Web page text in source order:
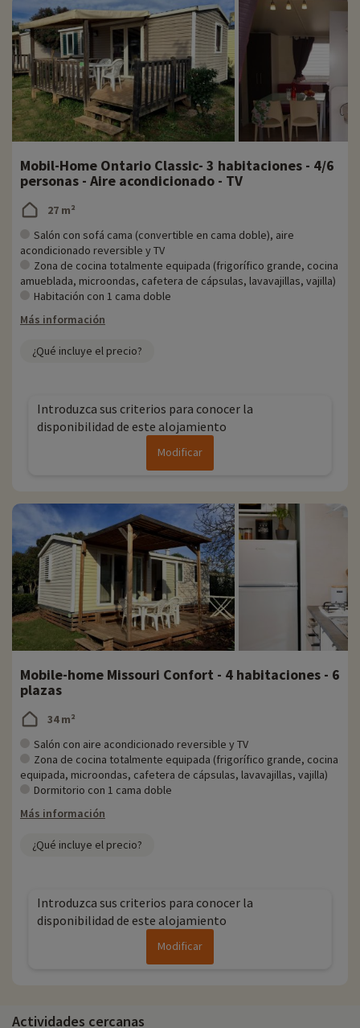
Mobil-Home Ontario Classic- 3 habitaciones - 4/6
personas - Aire acondicionado - TV
27 m²
Salón con sofá cama (convertible en cama doble), aire
acondicionado reversible y TV
Zona de cocina totalmente equipada (frigorífico grande, cocina
amueblada, microondas, cafetera de cápsulas, lavavajillas, vajilla)
Habitación con 1 cama doble
Más información
¿Qué incluye el precio?
Introduzca sus criterios para conocer la
disponibilidad de este alojamiento
Modificar
Mobile-home Missouri Confort - 4 habitaciones - 6
plazas
34 m²
Salón con aire acondicionado reversible y TV
Zona de cocina totalmente equipada (frigorífico grande, cocina
equipada, microondas, cafetera de cápsulas, lavavajillas, vajilla)
Dormitorio con 1 cama doble
Más información
¿Qué incluye el precio?
Introduzca sus criterios para conocer la
disponibilidad de este alojamiento
Modificar
Actividades cercanas